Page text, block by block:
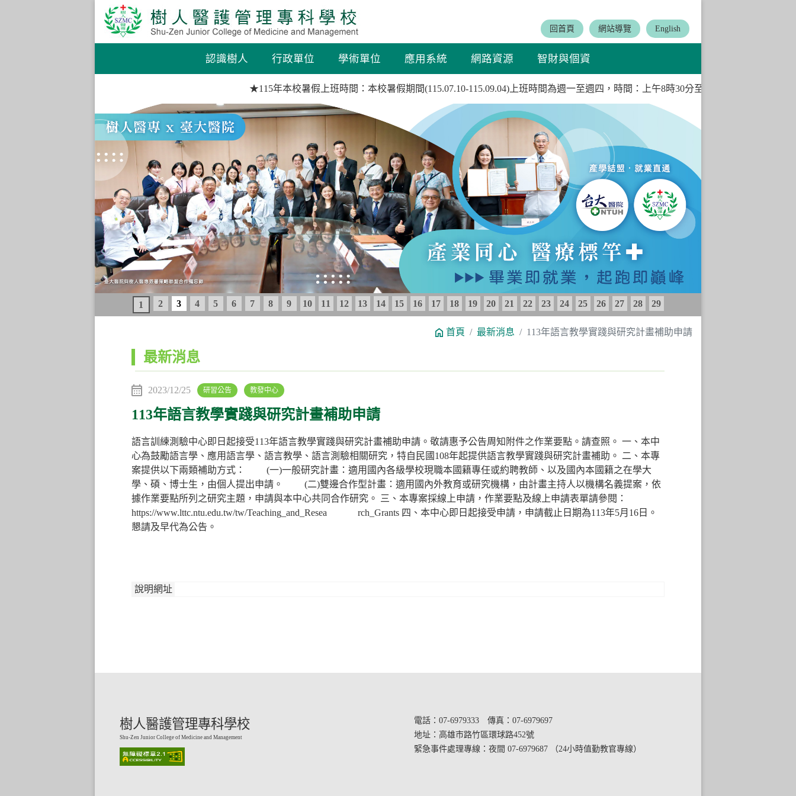
回首頁 網站導覽 English
認識樹人 行政單位 學術單位 應用系統 網路資源 智財與個資
★115年本校暑假上班時間：本校暑假期間(115.07.10-115.09.04)上班時間為週一至週四，時間：上午8時30分至下午4時，欲辦理各項
Previous Next
1 2 3 4 5 6 7 8 9 10 11 12 13 14 15 16 17 18 19 20 21 22 23 24 25 26 27 28 29
首頁 最新消息 113年語言教學實踐與研究計畫補助申請
最新消息
2023/12/25 研習公告 教發中心
113年語言教學實踐與研究計畫補助申請
語言訓練測驗中心即日起接受113年語言教學實踐與研究計畫補助申請。敬請惠予公告周知附件之作業要點。請查照。 一、本中
心為鼓勵語言學、應用語言學、語言教學、語言測驗相關研究，特自民國108年起提供語言教學實踐與研究計畫補助。 二、本專
案提供以下兩類補助方式： (一)一般研究計畫：適用國內各級學校現職本國籍專任或約聘教師、以及國內本國籍之在學大
學、碩、博士生，由個人提出申請。 (二)雙邊合作型計畫：適用國內外教育或研究機構，由計畫主持人以機構名義提案，依
據作業要點所列之研究主題，申請與本中心共同合作研究。 三、本專案採線上申請，作業要點及線上申請表單請參閱：
https://www.lttc.ntu.edu.tw/tw/Teaching_and_Resea rch_Grants 四、本中心即日起接受申請，申請截止日期為113年5月16日。
懇請及早代為公告。
說明網址
樹人醫護管理專科學校
Shu-Zen Junior College of Medicine and Management
電話：07-6979333 傳真：07-6979697
地址： 高雄市路竹區環球路452號
緊急事件處理專線：夜間 07-6979687 （24小時值勤教官專線）